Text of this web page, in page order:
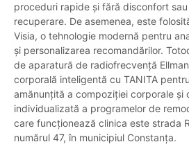
proceduri rapide și fără disconfort
recuperare. De asemenea, este
Visia, o tehnologie modernă pentru
și personalizarea recomandărilor.
de aparatură de radiofrecvență
corporală inteligentă cu TANITA
amănunțită a compoziției corporale și
individualizată a programelor de
care funcționează clinica este strada
numărul 47, în municipiul Constanța.